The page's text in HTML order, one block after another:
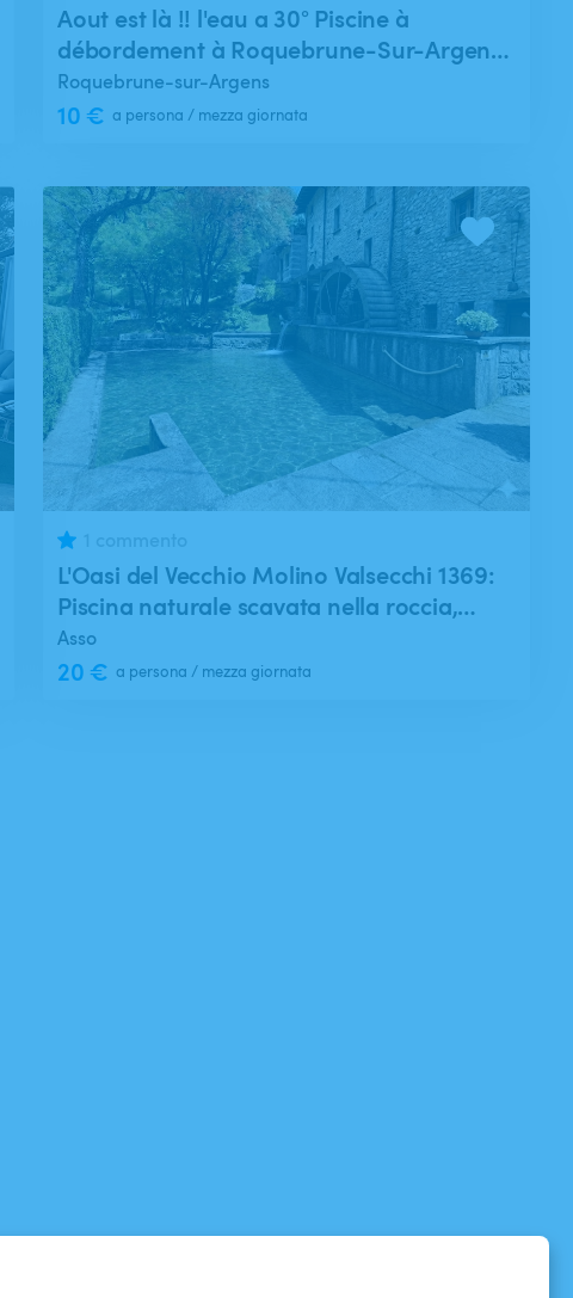
Aout est là !! l'eau a 30° Piscine à
débordement à Roquebrune-Sur-Argens
(15mn de Fréjus / Saint Raphael)
Roquebrune-sur-Argens
10 € a persona / mezza giornata
L'Oasi del Vecchio Molino Valsecchi 1369:
Piscina naturale scavata nella roccia,
cascata rigenerante e benessere senza
tempo
Asso
20 € a persona / mezza giornata